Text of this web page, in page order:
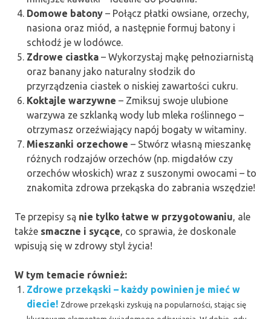
Domowe batony – Połącz płatki owsiane, orzechy,
nasiona oraz miód, a następnie formuj batony i
schłodź je w lodówce.
Zdrowe ciastka – Wykorzystaj mąkę pełnoziarnistą
oraz banany jako naturalny słodzik do
przyrządzenia ciastek o niskiej zawartości cukru.
Koktajle warzywne – Zmiksuj swoje ulubione
warzywa ze szklanką wody lub mleka roślinnego –
otrzymasz orzeźwiający napój bogaty w witaminy.
Mieszanki orzechowe – Stwórz własną mieszankę
różnych rodzajów orzechów (np. migdałów czy
orzechów włoskich) wraz z suszonymi owocami – to
znakomita zdrowa przekąska do zabrania wszędzie!
Te przepisy są nie tylko łatwe w przygotowaniu, ale
także smaczne i sycące, co sprawia, że doskonale
wpisują się w zdrowy styl życia!
W tym temacie również:
Zdrowe przekąski – każdy powinien je mieć w
diecie! Zdrowe przekąski zyskują na popularności, stając się